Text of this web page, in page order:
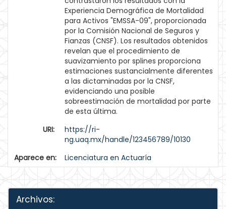
Experiencia Demográfica de Mortalidad
para Activos "EMSSA-09", proporcionada
por la Comisión Nacional de Seguros y
Fianzas (CNSF). Los resultados obtenidos
revelan que el procedimiento de
suavizamiento por splines proporciona
estimaciones sustancialmente diferentes
a las dictaminadas por la CNSF,
evidenciando una posible
sobreestimación de mortalidad por parte
de esta última.
URI:
https://ri-
ng.uaq.mx/handle/123456789/10130
Aparece en:
Licenciatura en Actuaría
Archivos: